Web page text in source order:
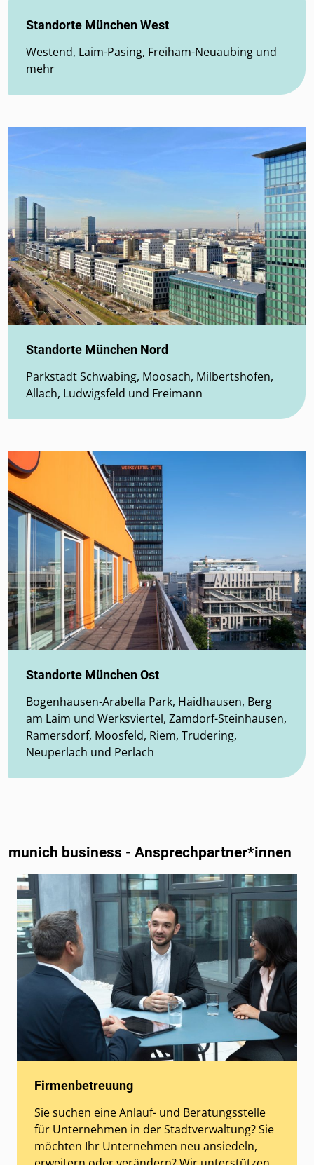
Standorte München West
Westend, Laim-Pasing, Freiham-Neuaubing und
mehr
Standorte München Nord
Parkstadt Schwabing, Moosach, Milbertshofen,
Allach, Ludwigsfeld und Freimann
Standorte München Ost
Bogenhausen-Arabella Park, Haidhausen, Berg
am Laim und Werksviertel, Zamdorf-Steinhausen,
Ramersdorf, Moosfeld, Riem, Trudering,
Neuperlach und Perlach
munich business - Ansprechpartner*innen
Firmenbetreuung
Sie suchen eine Anlauf- und Beratungsstelle
für Unternehmen in der Stadtverwaltung? Sie
möchten Ihr Unternehmen neu ansiedeln,